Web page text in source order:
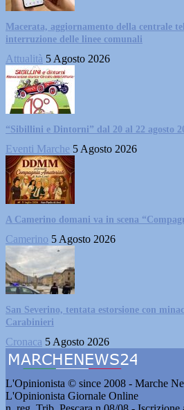
Macerata, aggiornamento della centrale
interruzione delle linee comunali
Attualità 5 Agosto 2026
“Sibillini e Dintorni” dal 20 al 22 agosto
Eventi Marche 5 Agosto 2026
A Camerino domani va in scena
Camerino 5 Agosto 2026
San Severino, tentata estorsione con
Carabinieri
Cronaca 5 Agosto 2026
L'Opinionista © since 2008 - Marche
L'Opinionista Giornale Online